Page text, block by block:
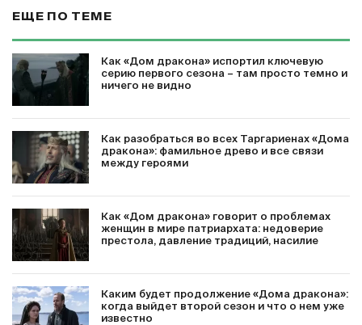
ЕЩЕ ПО ТЕМЕ
Как «Дом дракона» испортил ключевую
серию первого сезона – там просто темно и
ничего не видно
Как разобраться во всех Таргариенах «Дома
дракона»: фамильное древо и все связи
между героями
Как «Дом дракона» говорит о проблемах
женщин в мире патриархата: недоверие
престола, давление традиций, насилие
Каким будет продолжение «Дома дракона»:
когда выйдет второй сезон и что о нем уже
известно